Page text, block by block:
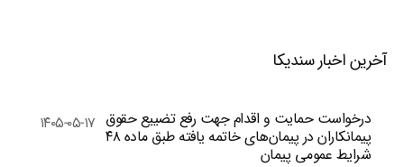
آخرین اخبار سندیکا
درخواست حمایت و اقدام جهت رفع تضییع حقوق
پیمانکاران در پیمان‌های خاتمه یافته طبق ماده ۴۸
شرایط عمومی پیمان
۱۴۰۵-۰۵-۱۷